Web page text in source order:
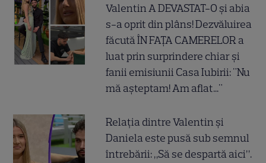
Valentin A DEVASTAT-O și abia
s-a oprit din plâns! Dezvăluirea
făcută ÎN FAȚA CAMERELOR a
luat prin surprindere chiar și
fanii emisiunii Casa Iubirii: "Nu
mă așteptam! Am aflat..."
Relația dintre Valentin și
Daniela este pusă sub semnul
întrebării: „Să se despartă aici”.